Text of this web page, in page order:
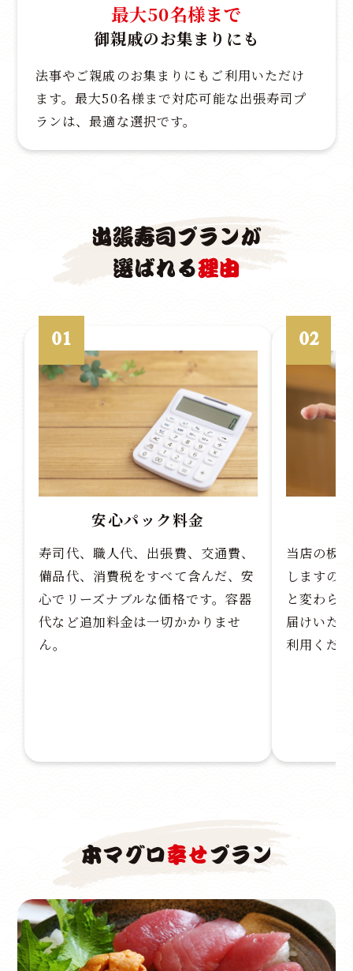
最大50名様まで
御親戚のお集まりにも
法事やご親戚のお集まりにもご利用いただけ
ます。最大50名様まで対応可能な出張寿司プ
ランは、最適な選択です。
出張寿司プランが
選ばれる理由
01
安心パック料金
寿司代、職人代、出張費、交通費、
備品代、消費税をすべて含んだ、安
心でリーズナブルな価格です。容器
代など追加料金は一切かかりませ
ん。
02
当店の板
しますの
と変わら
届けいた
利用くだ
本マグロ幸せプラン